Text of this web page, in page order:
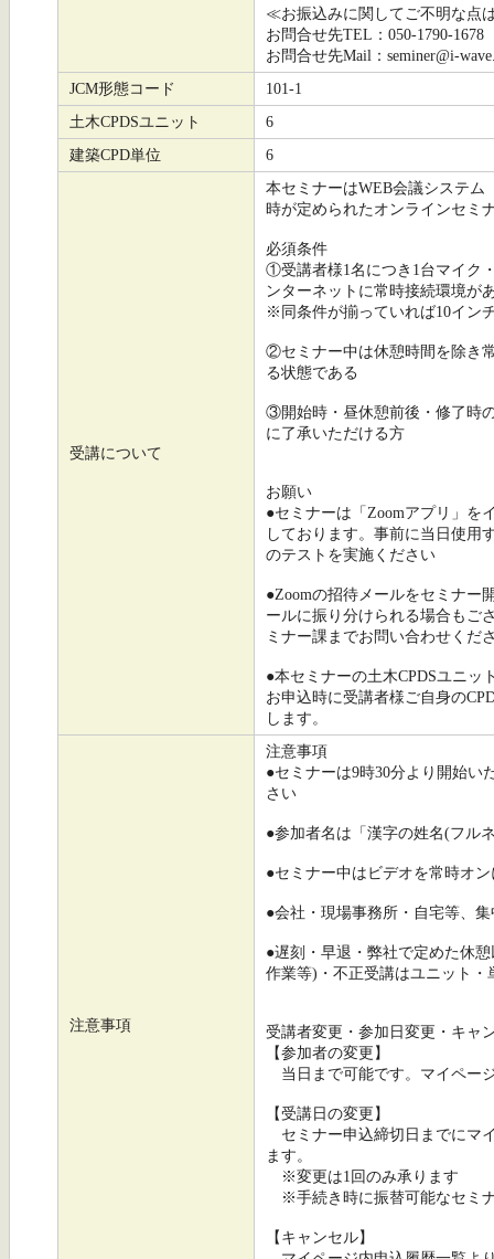
≪お振込みに関してご不明な点
お問合せ先TEL：050-1790-1678
お問合せ先Mail：seminer@i-
JCM形態コード
101-1
土木CPDSユニット
6
建築CPD単位
6
受講について
本セミナーはWEB会議システム
時が定められたオンラインセミ
必須条件
①受講者様1名につき1台マイク
ンターネットに常時接続環境が
※同条件が揃っていれば10イン
②セミナー中は休憩時間を除き
る状態である
③開始時・昼休憩前後・修了時
に了承いただける方
お願い
●セミナーは「Zoomアプリ」を
しております。事前に当日使用
のテストを実施ください
●Zoomの招待メールをセミナー
ールに振り分けられる場合もご
ミナー課までお問い合わせくだ
●本セミナーの土木CPDSユニッ
お申込時に受講者様ご自身の
します。
注意事項
注意事項
●セミナーは9時30分より開始い
さい
●参加者名は「漢字の姓名(フル
●セミナー中はビデオを常時オ
●会社・現場事務所・自宅等、
●遅刻・早退・弊社で定めた休
作業等)・不正受講はユニット
受講者変更・参加日変更・キャ
【参加者の変更】
当日まで可能です。マイペー
【受講日の変更】
セミナー申込締切日までにマ
ます。
※変更は1回のみ承ります
※手続き時に振替可能なセミ
【キャンセル】